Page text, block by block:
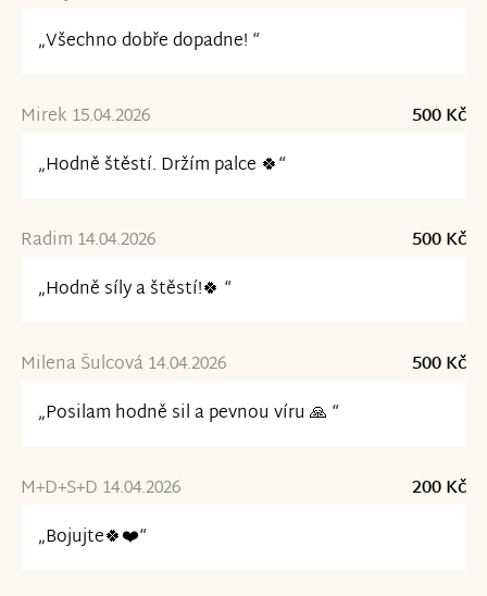
„Všechno dobře dopadne! “
Mirek 15.04.2026
500 Kč
„Hodně štěstí. Držím palce 🍀“
Radim 14.04.2026
500 Kč
„Hodně síly a štěstí!🍀 “
Milena Šulcová 14.04.2026
500 Kč
„Posilam hodně sil a pevnou víru 🙏 “
M+D+S+D 14.04.2026
200 Kč
„Bojujte🍀❤️“